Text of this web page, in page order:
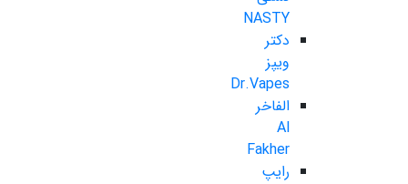
NASTY
دکتر
ویپز
Dr.Vapes
الفاخر
Al
Fakher
رایپ